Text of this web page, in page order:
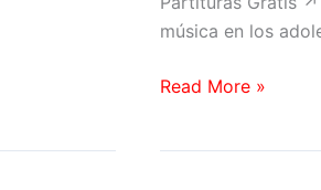
música en los
Javier
Read More »